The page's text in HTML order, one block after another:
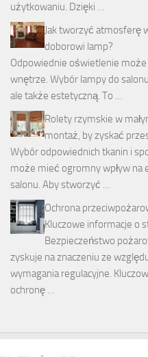
użytkowaniu. Dzięki …
Jak tworzyć atmosferę
doborowi lamp?
Odpowiednie oświetlenie może
wnętrze. Wybór lampy do
ale także estetyczną. To …
Rolety rzymskie w
montaż, by zyskać
Wybór odpowiednich tkanin i
może mieć ogromny wpływ na
salonu. Aby stworzyć …
Ochrona
Kluczowe informacje o
Bezpieczeństwo
zyskuje na znaczeniu ze
wymagania regulacyjne.
ochronę …